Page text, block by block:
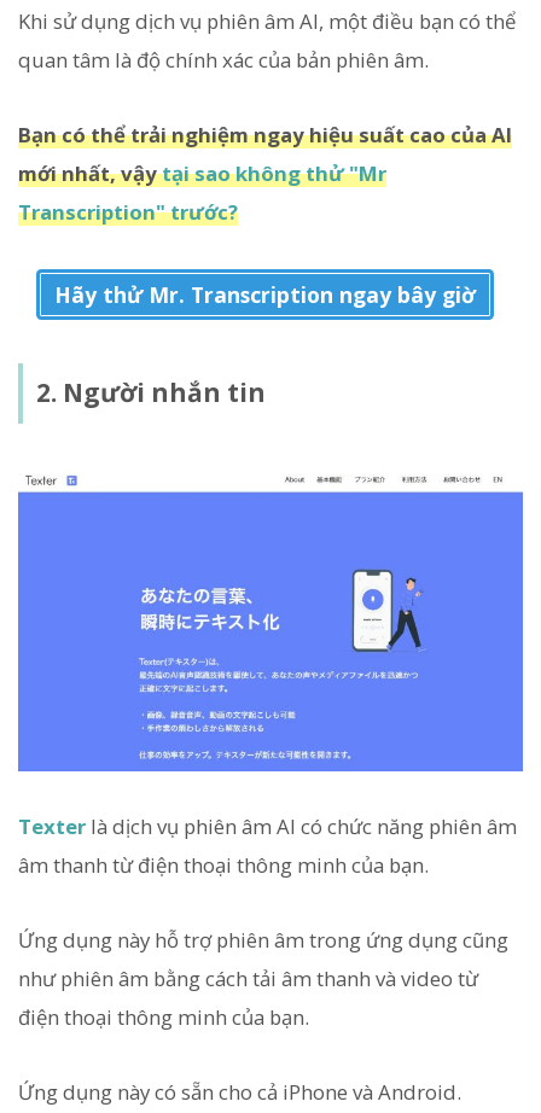
Khi sử dụng dịch vụ phiên âm AI, một điều bạn có thể
quan tâm là độ chính xác của bản phiên âm.
Bạn có thể trải nghiệm ngay hiệu suất cao của AI
mới nhất, vậytại sao không thử "Mr
Transcription" trước?
Hãy thử Mr. Transcription ngay bây giờ
2. Người nhắn tin
Texter là dịch vụ phiên âm AI có chức năng phiên âm
âm thanh từ điện thoại thông minh của bạn.
Ứng dụng này hỗ trợ phiên âm trong ứng dụng cũng
như phiên âm bằng cách tải âm thanh và video từ
điện thoại thông minh của bạn.
Ứng dụng này có sẵn cho cả iPhone và Android.